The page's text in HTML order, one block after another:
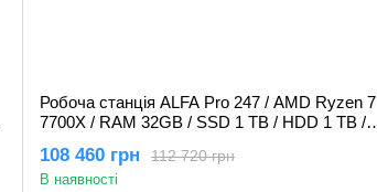
Робоча станція ALFA Pro 247 / AMD Ryzen 7
7700X / RAM 32GB / SSD 1 TB / HDD 1 TB /
112 720 грн
108 460 грн
В наявності